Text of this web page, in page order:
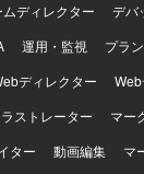
ディレクター
デバ
運用・監視 プラ
ディレクター
ストレーター マー
ター 動画編集
マ